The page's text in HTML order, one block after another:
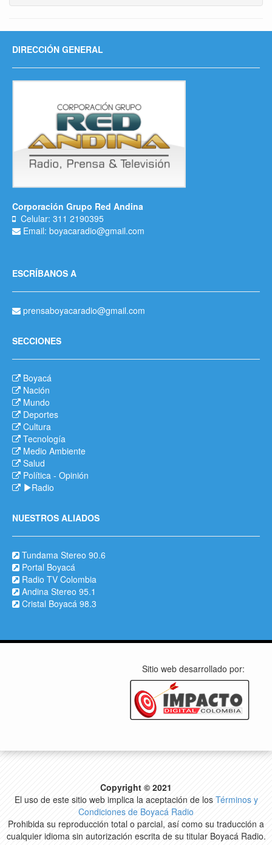
DIRECCIÓN GENERAL
Corporación Grupo Red Andina
Celular: 311 2190395
Email: boyacaradio@gmail.com
ESCRÍBANOS A
prensaboyacaradio@gmail.com
SECCIONES
Boyacá
Nación
Mundo
Deportes
Cultura
Tecnología
Medio Ambiente
Salud
Política - Opinión
Radio
NUESTROS ALIADOS
Tundama Stereo 90.6
Portal Boyacá
Radio TV Colombia
Andina Stereo 95.1
Cristal Boyacá 98.3
Sitio web desarrollado por:
Copyright © 2021
El uso de este sitio web implica la aceptación de los Términos y
Condiciones de Boyacá Radio
Prohibida su reproducción total o parcial, así como su traducción a
cualquier idioma sin autorización escrita de su titular Boyacá Radio.